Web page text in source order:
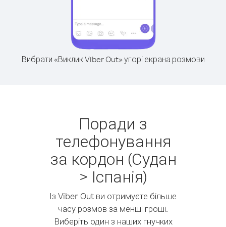
Вибрати «Виклик Viber Out» угорі екрана розмови
Поради з
телефонування
за кордон (Судан
> Іспанія)
Із Viber Out ви отримуєте більше
часу розмов за менші гроші.
Виберіть один з наших гнучких